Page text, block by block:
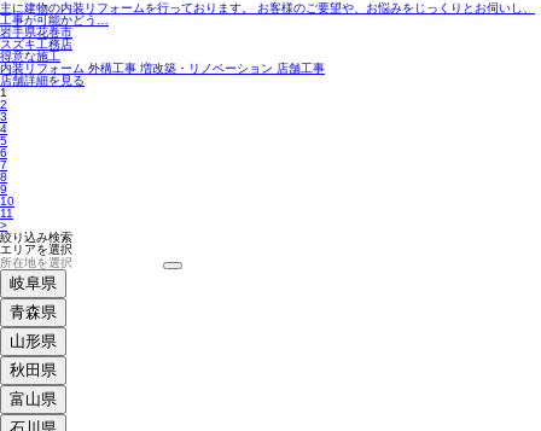
主に建物の内装リフォームを行っております。 お客様のご要望や、お悩みをじっくりとお伺いし、
工事が可能かどう…
岩手県花巻市
スズキ工務店
得意な施工
内装リフォーム 外構工事 増改築・リノベーション 店舗工事
店舗詳細を見る
1
2
3
4
5
6
7
8
9
10
11
>
絞り込み検索
エリアを選択
岐阜県
青森県
山形県
秋田県
富山県